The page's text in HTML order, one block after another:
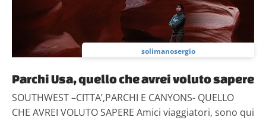
solimanosergio
Parchi Usa, quello che avrei voluto sapere
SOUTHWEST –CITTA’,PARCHI E CANYONS- QUELLO
CHE AVREI VOLUTO SAPERE Amici viaggiatori, sono qui